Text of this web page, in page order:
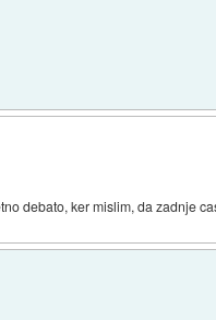
debato, ker mislim, da zadnje